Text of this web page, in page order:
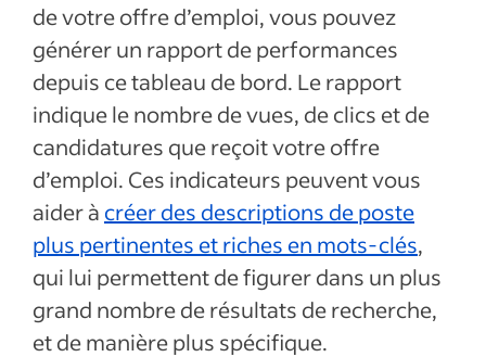
de votre offre d’emploi, vous pouvez
générer un rapport de performances
depuis ce tableau de bord. Le rapport
indique le nombre de vues, de clics et de
candidatures que reçoit votre offre
d’emploi. Ces indicateurs peuvent vous
aider à créer des descriptions de poste
plus pertinentes et riches en mots-clés,
qui lui permettent de figurer dans un plus
grand nombre de résultats de recherche,
et de manière plus spécifique.